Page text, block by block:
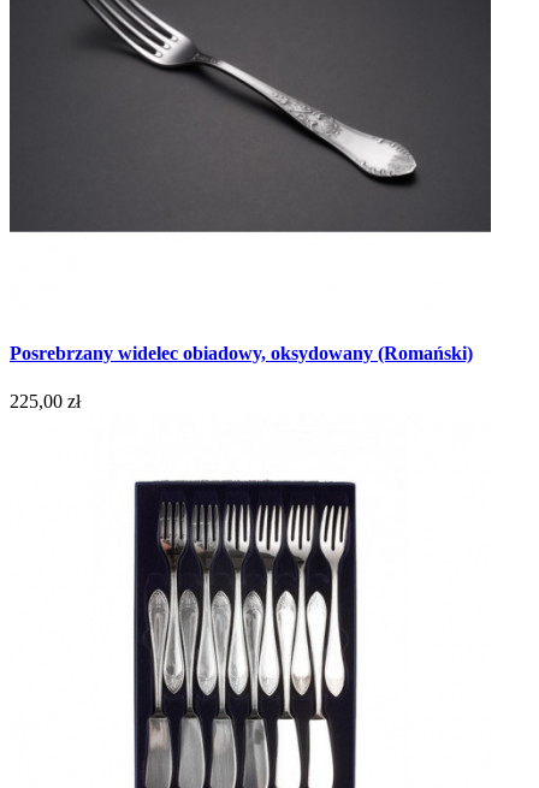
Posrebrzany widelec obiadowy, oksydowany (Romański)
225,00 zł